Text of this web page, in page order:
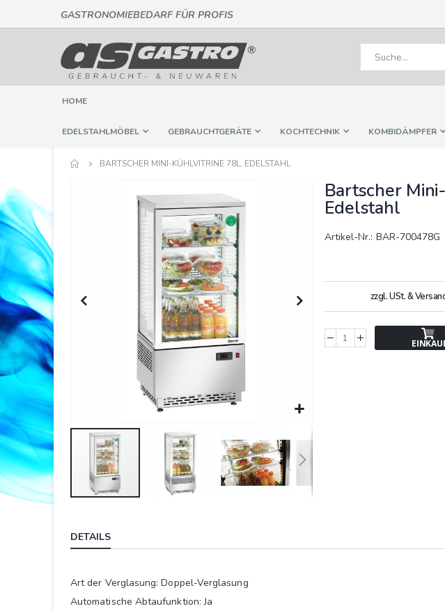
GASTRONOMIEBEDARF FÜR PROFIS
zum
Inhalt
HOME
EDELSTAHLMÖBEL GEBRAUCHTGERÄTE KOCHTECHNIK KOMBIDÄMPFER
BARTSCHER MINI-KÜHLVITRINE 78L, EDELSTAHL
Anfang
Bartscher
Edelstahl
Artikel-Nr.: BAR-700478G
zzgl. USt. &
DETAILS
Art der Verglasung: Doppel-Verglasung
Automatische Abtaufunktion: Ja